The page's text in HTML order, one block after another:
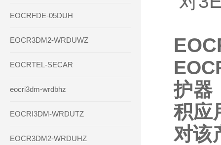
EOCRFDE-05DUH
EOCR3DM2-WRDUWZ
EOCRTEL-SECAR
eocri3dm-wrdbhz
EOCRI3DM-WRDUTZ
EOCR3DM2-WRDUHZ
护器
积应
对该